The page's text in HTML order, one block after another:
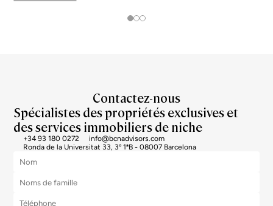
Contactez-nous
Spécialistes des propriétés exclusives et
des services immobiliers de niche
+34 93 180 0272
info@bcnadvisors.com
Ronda de la Universitat 33, 3º 1ªB - 08007 Barcelona